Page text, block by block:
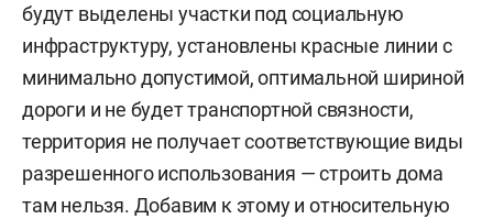
будут выделены участки под социальную
инфраструктуру, установлены красные линии с
минимально допустимой, оптимальной шириной
дороги и не будет транспортной связности,
территория не получает соответствующие виды
разрешенного использования — строить дома
там нельзя. Добавим к этому и относительную